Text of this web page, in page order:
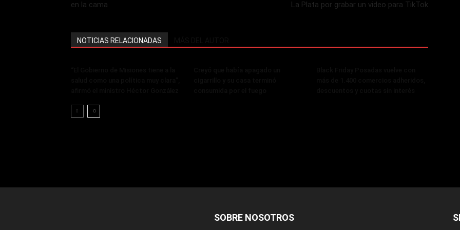
en la cama
La Plata por grabar un video para TikTok
NOTICIAS RELACIONADAS
SOBRE NOSOTROS